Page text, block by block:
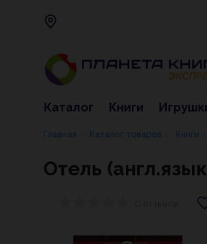
Каталог Книги
Главная Каталог товаров Книги
Отель